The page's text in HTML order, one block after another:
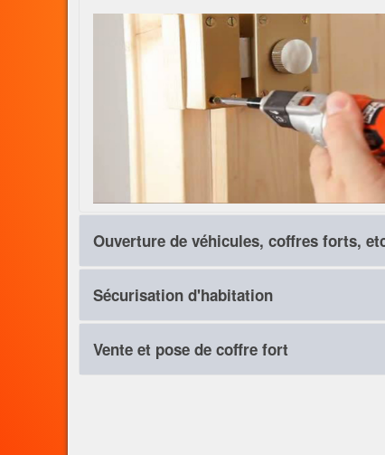
Ouverture de véhicules, coffres forts,
imbattables, tant dans le délais que dans les tarifs
nous venons à la rescousse.
Sécurisation d'habitation
Notre deviseur est sans égal dans la sécurisation sur
blindées, alarmes, serrures multipoints, haute sécurité
Vente et pose de coffre fort